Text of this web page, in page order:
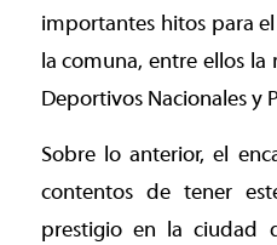
importantes hitos para
la comuna, entre ellos la
Deportivos Nacionales y
Sobre lo anterior, el
contentos de tener
prestigio en la ciudad